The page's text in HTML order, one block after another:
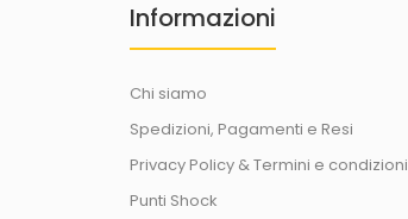
Informazioni
Chi siamo
Spedizioni, Pagamenti e Resi
Privacy Policy & Termini e condizioni
Punti Shock